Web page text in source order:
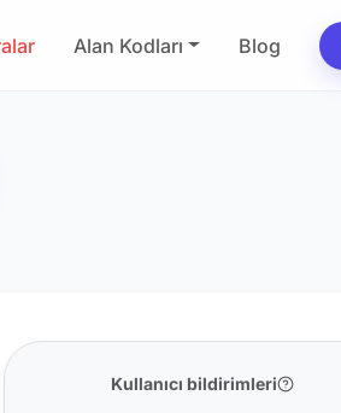
Alan Kodları Blog
Kullanıcı bildirimleri